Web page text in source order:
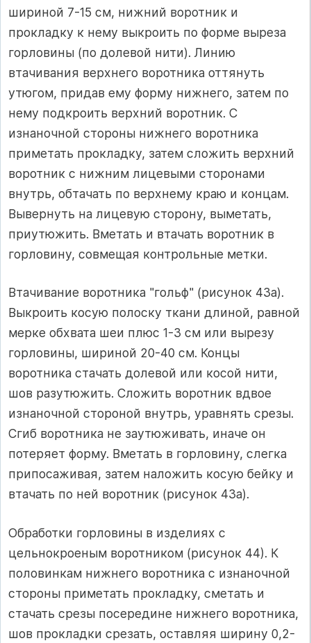
шириной 7-15 см, нижний воротник и
прокладку к нему выкроить по форме выреза
горловины (по долевой нити). Линию
втачивания верхнего воротника оттянуть
утюгом, придав ему форму нижнего, затем по
нему подкроить верхний воротник. С
изнаночной стороны нижнего воротника
приметать прокладку, затем сложить верхний
воротник с нижним лицевыми сторонами
внутрь, обтачать по верхнему краю и концам.
Вывернуть на лицевую сторону, выметать,
приутюжить. Вметать и втачать воротник в
горловину, совмещая контрольные метки.
Втачивание воротника "гольф" (рисунок 43а).
Выкроить косую полоску ткани длиной, равной
мерке обхвата шеи плюс 1-3 см или вырезу
горловины, шириной 20-40 см. Концы
воротника стачать долевой или косой нити,
шов разутюжить. Сложить воротник вдвое
изнаночной стороной внутрь, уравнять срезы.
Сгиб воротника не заутюживать, иначе он
потеряет форму. Вметать в горловину, слегка
припосаживая, затем наложить косую бейку и
втачать по ней воротник (рисунок 43а).
Обработки горловины в изделиях с
цельнокроеным воротником (рисунок 44). К
половинкам нижнего воротника с изнаночной
стороны приметать прокладку, сметать и
стачать срезы посередине нижнего воротника,
шов прокладки срезать, оставляя ширину 0,2-